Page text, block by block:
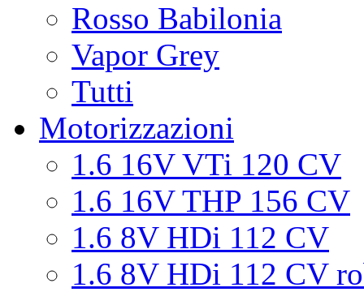
Rosso Babilonia
Vapor Grey
Tutti
Motorizzazioni
1.6 16V VTi 120 CV
1.6 16V THP 156 CV
1.6 8V HDi 112 CV
1.6 8V HDi 112 CV